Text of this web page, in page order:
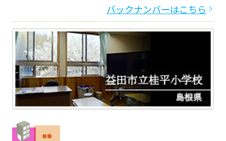
バックナンバーはこちら